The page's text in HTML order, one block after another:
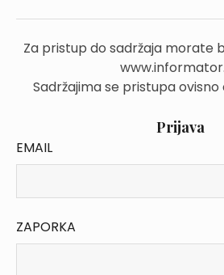
Za pristup do sadržaja morate
Sadržajima se pristupa
Prijava
EMAIL
ZAPORKA